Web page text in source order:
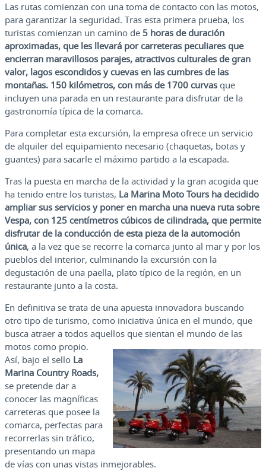
Las rutas comienzan con una toma de contacto con las motos,
para garantizar la seguridad. Tras esta primera prueba, los
turistas comienzan un camino de 5 horas de duración
aproximadas, que les llevará por carreteras peculiares que
encierran maravillosos parajes, atractivos culturales de gran
valor, lagos escondidos y cuevas en las cumbres de las
montañas. 150 kilómetros, con más de 1700 curvas que
incluyen una parada en un restaurante para disfrutar de la
gastronomía típica de la comarca.
Para completar esta excursión, la empresa ofrece un servicio
de alquiler del equipamiento necesario (chaquetas, botas y
guantes) para sacarle el máximo partido a la escapada.
Tras la puesta en marcha de la actividad y la gran acogida que
ha tenido entre los turistas, La Marina Moto Tours ha decidido
ampliar sus servicios y poner en marcha una nueva ruta sobre
Vespa, con 125 centímetros cúbicos de cilindrada, que permite
disfrutar de la conducción de esta pieza de la automoción
única, a la vez que se recorre la comarca junto al mar y por los
pueblos del interior, culminando la excursión con la
degustación de una paella, plato típico de la región, en un
restaurante junto a la costa.
En definitiva se trata de una apuesta innovadora buscando
otro tipo de turismo, como iniciativa única en el mundo, que
busca atraer a todos aquellos que sientan el mundo de las
motos como propio.
Así, bajo el sello La
Marina Country Roads,
se pretende dar a
conocer las magníficas
carreteras que posee la
comarca, perfectas para
recorrerlas sin tráfico,
presentando un mapa
de vías con unas vistas inmejorables.